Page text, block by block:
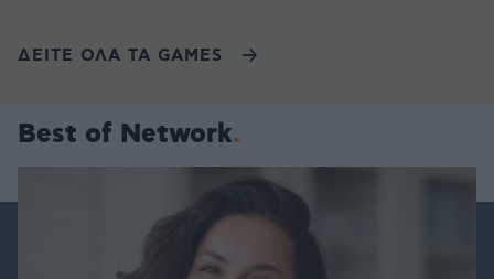
ΔΕΙΤΕ ΟΛΑ ΤΑ GAMES
Best of Network